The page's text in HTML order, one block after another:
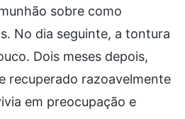
sobre como
No dia seguinte, a tontura
Dois meses depois,
recuperado razoavelmente
em preocupação e